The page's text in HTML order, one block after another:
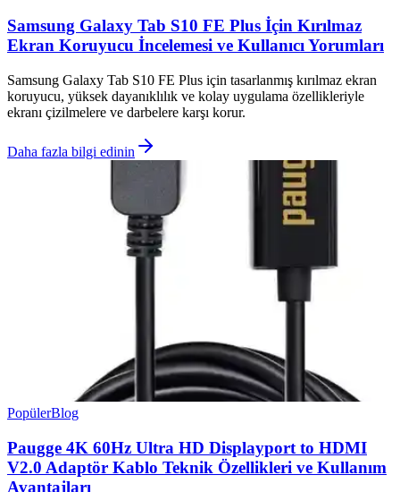
Samsung Galaxy Tab S10 FE Plus İçin Kırılmaz
Ekran Koruyucu İncelemesi ve Kullanıcı Yorumları
Samsung Galaxy Tab S10 FE Plus için tasarlanmış kırılmaz ekran
koruyucu, yüksek dayanıklılık ve kolay uygulama özellikleriyle
ekranı çizilmelere ve darbelere karşı korur.
Daha fazla bilgi edinin
PopülerBlog
Paugge 4K 60Hz Ultra HD Displayport to HDMI
V2.0 Adaptör Kablo Teknik Özellikleri ve Kullanım
Avantajları